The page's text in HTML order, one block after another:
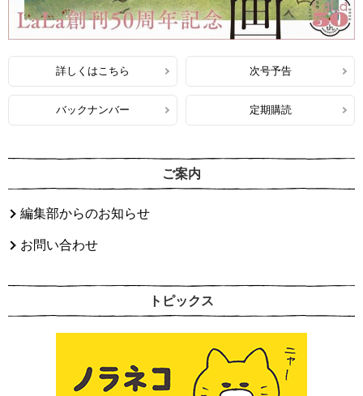
詳しくはこちら 次号予告
バックナンバー 定期購読
ご案内
編集部からのお知らせ
お問い合わせ
トピックス